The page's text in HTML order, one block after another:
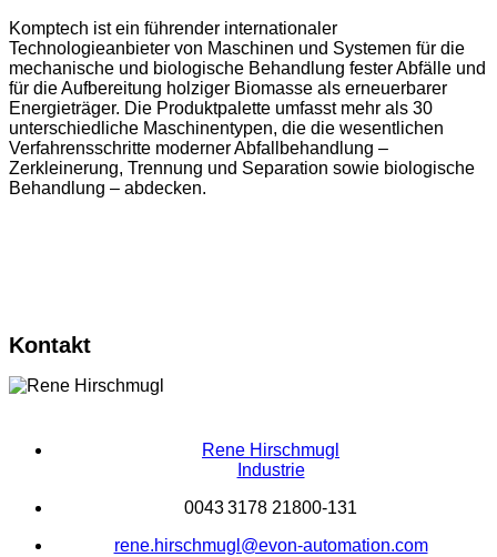
Komptech ist ein führender internationaler
Technologieanbieter von Maschinen und Systemen für die
mechanische und biologische Behandlung fester Abfälle und
für die Aufbereitung holziger Biomasse als erneuerbarer
Energieträger. Die Produktpalette umfasst mehr als 30
unterschiedliche Maschinentypen, die die wesentlichen
Verfahrensschritte moderner Abfallbehandlung –
Zerkleinerung, Trennung und Separation sowie biologische
Behandlung – abdecken.
Kontakt
Rene Hirschmugl
Industrie
0043 3178 21800-131
rene.hirschmugl@evon-automation.com